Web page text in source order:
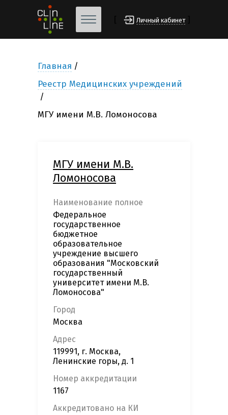
Личный кабинет
Главная
Реестр Медицинских учреждений
МГУ имени М.В. Ломоносова
МГУ имени М.В.
Ломоносова
Наименование полное
Федеральное
государственное
бюджетное
образовательное
учреждение высшего
образования "Московский
государственный
университет имени М.В.
Ломоносова"
Город
Москва
Адрес
119991, г. Москва,
Ленинские горы, д. 1
Номер аккредитации
1167
Аккредитовано на КИ